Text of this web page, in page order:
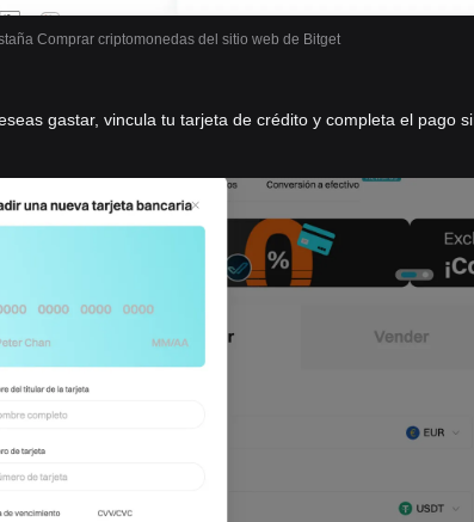
Comprar criptomonedas del sitio web de Bitget
gastar, vincula tu tarjeta de crédito y completa el pago